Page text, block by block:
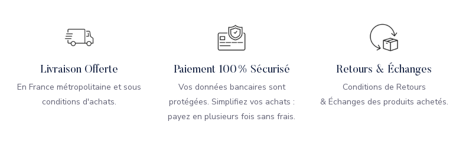
Livraison Offerte
En France métropolitaine et sous
conditions d'achats.
Paiement 100% Sécurisé
Vos données bancaires sont
protégées. Simplifiez vos achats :
payez en plusieurs fois sans frais.
Retours & Échanges
Conditions de Retours
& Échanges des produits achetés.